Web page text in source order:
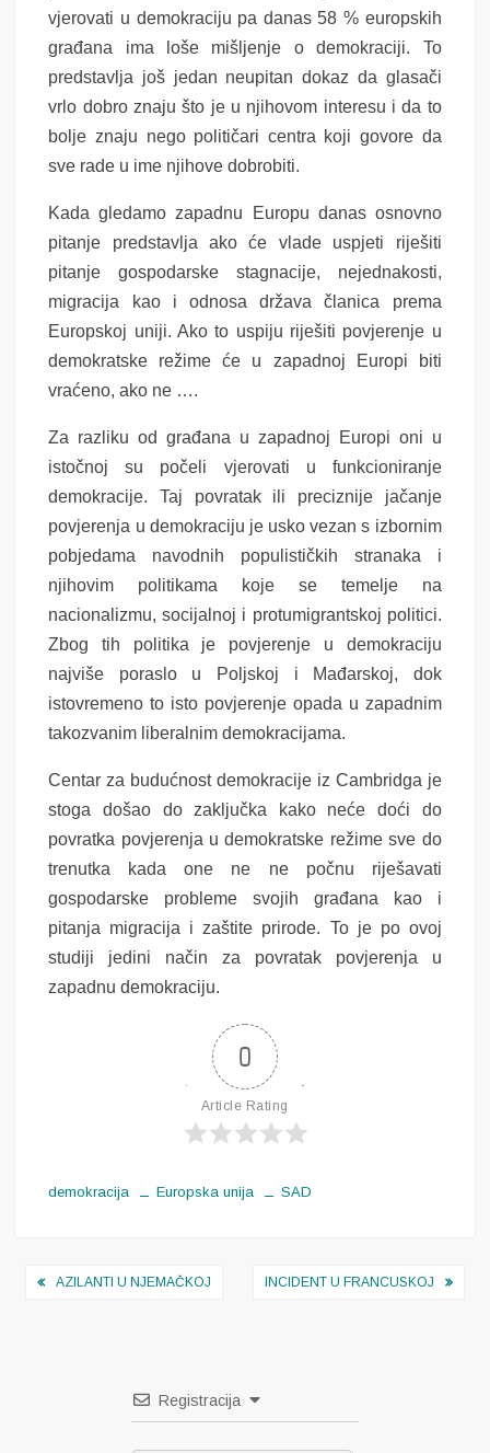
vjerovati u demokraciju pa danas 58 % europskih
građana ima loše mišljenje o demokraciji. To
predstavlja još jedan neupitan dokaz da glasači
vrlo dobro znaju što je u njihovom interesu i da to
bolje znaju nego političari centra koji govore da
sve rade u ime njihove dobrobiti.
Kada gledamo zapadnu Europu danas osnovno
pitanje predstavlja ako će vlade uspjeti riješiti
pitanje gospodarske stagnacije, nejednakosti,
migracija kao i odnosa država članica prema
Europskoj uniji. Ako to uspiju riješiti povjerenje u
demokratske režime će u zapadnoj Europi biti
vraćeno, ako ne ….
Za razliku od građana u zapadnoj Europi oni u
istočnoj su počeli vjerovati u funkcioniranje
demokracije. Taj povratak ili preciznije jačanje
povjerenja u demokraciju je usko vezan s izbornim
pobjedama navodnih populističkih stranaka i
njihovim politikama koje se temelje na
nacionalizmu, socijalnoj i protumigrantskoj politici.
Zbog tih politika je povjerenje u demokraciju
najviše poraslo u Poljskoj i Mađarskoj, dok
istovremeno to isto povjerenje opada u zapadnim
takozvanim liberalnim demokracijama.
Centar za budućnost demokracije iz Cambridga je
stoga došao do zaključka kako neće doći do
povratka povjerenja u demokratske režime sve do
trenutka kada one ne ne počnu riješavati
gospodarske probleme svojih građana kao i
pitanja migracija i zaštite prirode. To je po ovoj
studiji jedini način za povratak povjerenja u
zapadnu demokraciju.
0
Article Rating
demokracija Europska unija SAD
Navigacija
AZILANTI U NJEMAČKOJ INCIDENT U FRANCUSKOJ
Registracija